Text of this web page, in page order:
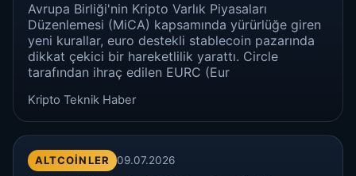
Avrupa Birliği'nin Kripto Varlık Piyasaları
Düzenlemesi (MiCA) kapsamında yürürlüğe giren
yeni kurallar, euro destekli stablecoin pazarında
dikkat çekici bir hareketlilik yarattı. Circle
tarafından ihraç edilen EURC (Eur
Kripto Teknik Haber
ALTCOINLER 09.07.2026